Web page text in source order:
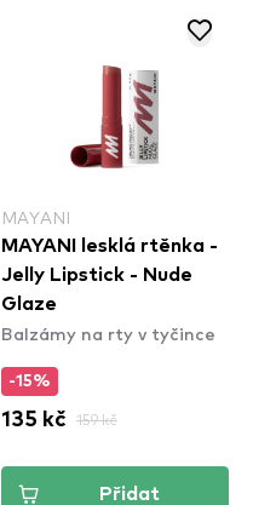
MAYANI
MAYANI lesklá rtěnka -
Jelly Lipstick - Nude
Glaze
Balzámy na rty v tyčince
-15%
135 kč 159 kč
Přidat